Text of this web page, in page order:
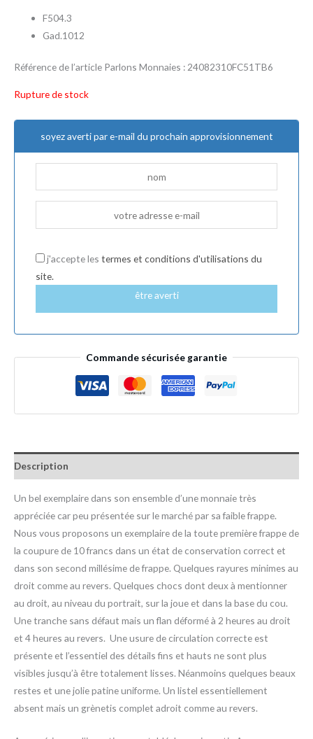
F504.3
Gad.1012
Référence de l’article Parlons Monnaies : 24082310FC51TB6
Rupture de stock
soyez averti par e-mail du prochain approvisionnement
j'accepte les termes et conditions d'utilisations du
site.
être averti
Commande sécurisée garantie
Description
Un bel exemplaire dans son ensemble d’une monnaie très
appréciée car peu présentée sur le marché par sa faible frappe.
Nous vous proposons un exemplaire de la toute première frappe de
la coupure de 10 francs dans un état de conservation correct et
dans son second millésime de frappe. Quelques rayures minimes au
droit comme au revers. Quelques chocs dont deux à mentionner
au droit, au niveau du portrait, sur la joue et dans la base du cou.
Une tranche sans défaut mais un flan déformé à 2 heures au droit
et 4 heures au revers. Une usure de circulation correcte est
présente et l’essentiel des détails fins et hauts ne sont plus
visibles jusqu’à être totalement lisses. Néanmoins quelques beaux
restes et une jolie patine uniforme. Un listel essentiellement
absent mais un grènetis complet adroit comme au revers.